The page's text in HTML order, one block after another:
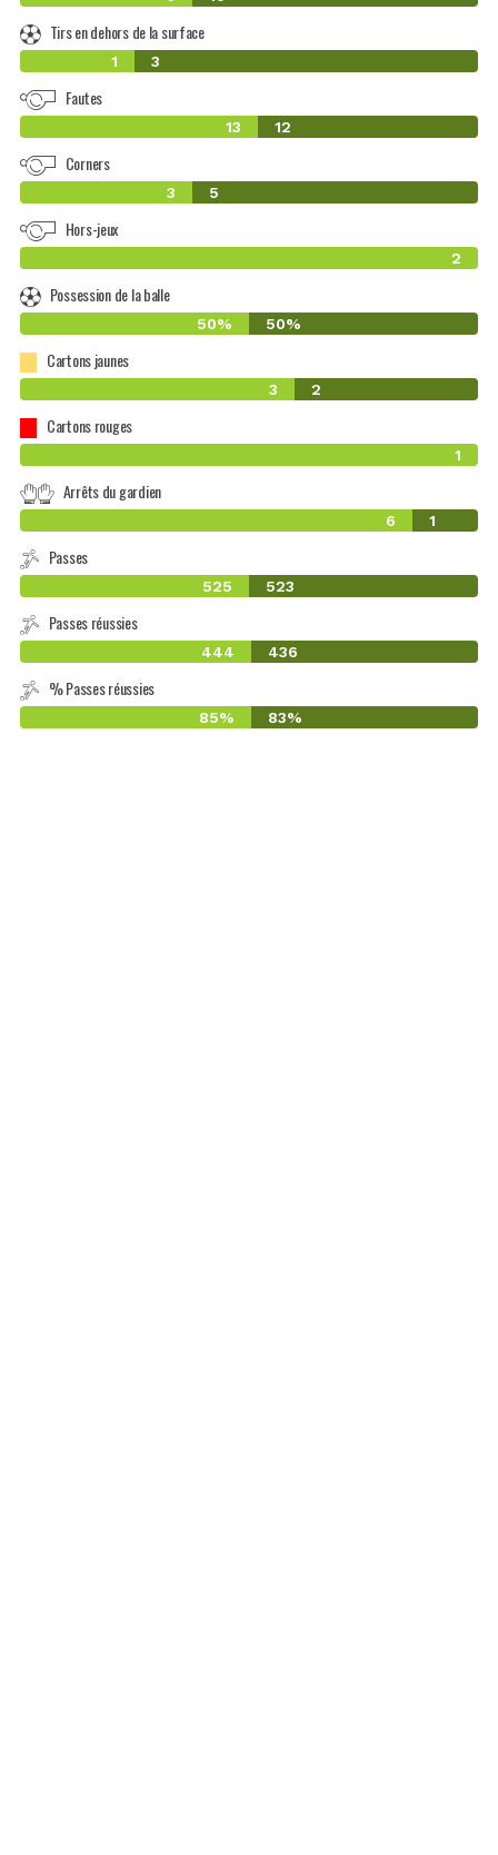
Tirs en dehors de la surface
1 3
Fautes
13 12
Corners
3 5
Hors-jeux
2
Possession de la balle
50% 50%
Cartons jaunes
3 2
Cartons rouges
1
Arrêts du gardien
6 1
Passes
525 523
Passes réussies
444 436
% Passes réussies
85% 83%